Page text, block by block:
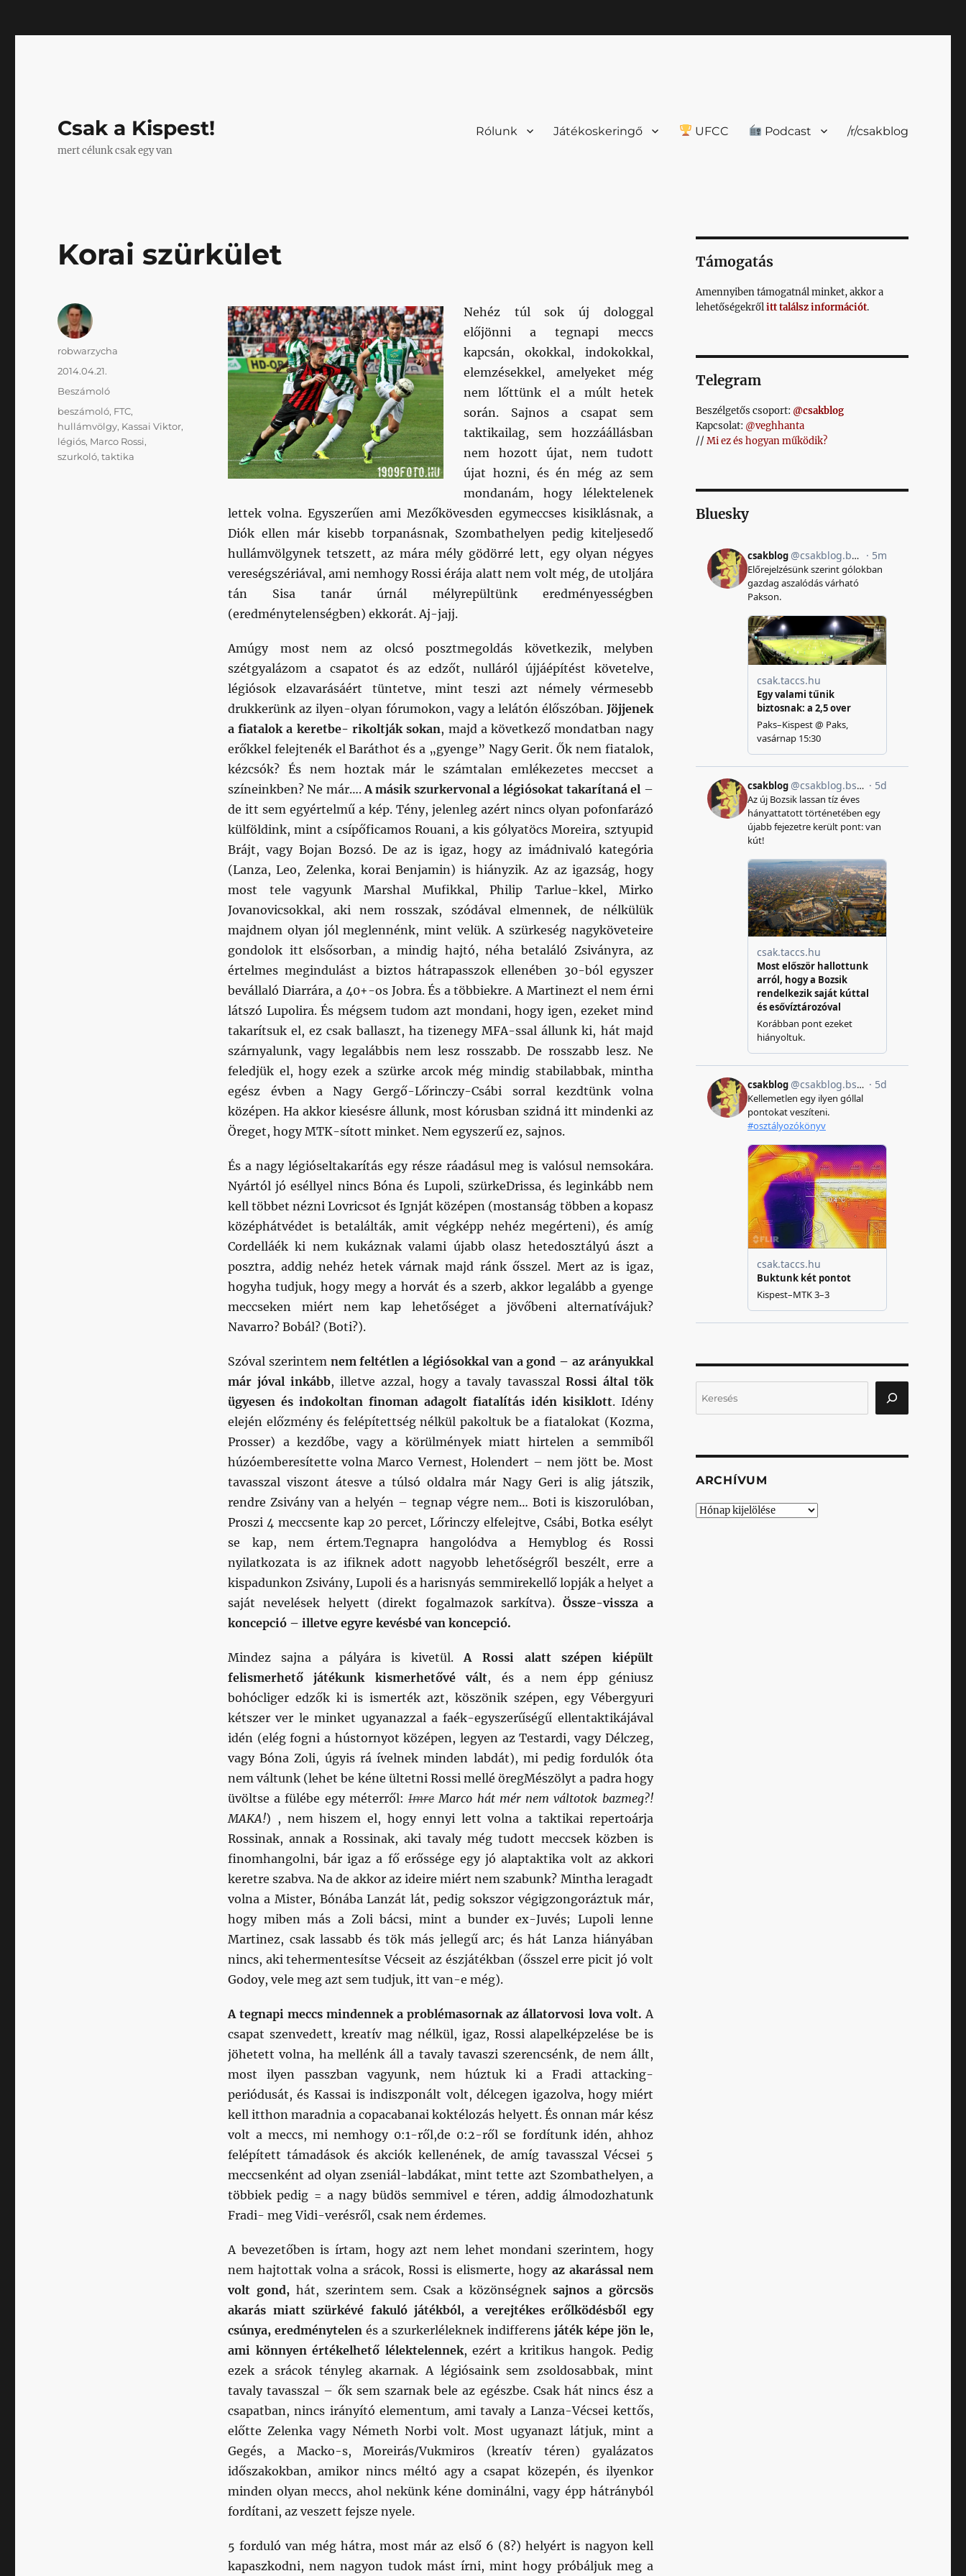
Csak a Kispest!
mert célunk csak egy van
Rólunk Játékoskeringő UFCC Podcast /r/csakblog
Korai szürkület
Nehéz túl sok új dologgal
előjönni a tegnapi meccs
kapcsán, okokkal, indokokkal,
elemzésekkel, amelyeket még
nem lőttünk el a múlt hetek
során. Sajnos a csapat sem
taktikailag, sem hozzáállásban
nem hozott újat, nem tudott
újat hozni, és én még az sem
mondanám, hogy lélektelenek
lettek volna. Egyszerűen ami Mezőkövesden egymeccses kisiklásnak, a
Diók ellen már kisebb torpanásnak, Szombathelyen pedig kiteljesedő
hullámvölgynek tetszett, az mára mély gödörré lett, egy olyan négyes
vereségszériával, ami nemhogy Rossi érája alatt nem volt még, de utoljára
tán Sisa tanár úrnál mélyrepültünk eredményességben
(eredménytelenségben) ekkorát. Aj-jajj.
Amúgy most nem az olcsó posztmegoldás következik, melyben
szétgyalázom a csapatot és az edzőt, nulláról újjáépítést követelve,
légiósok elzavarásáért tüntetve, mint teszi azt némely vérmesebb
drukkerünk az ilyen-olyan fórumokon, vagy a lelátón élőszóban. Jöjjenek
a fiatalok a keretbe- rikoltják sokan, majd a következő mondatban nagy
erőkkel felejtenék el Baráthot és a „gyenge” Nagy Gerit. Ők nem fiatalok,
kézcsók? És nem hoztak már le számtalan emlékezetes meccset a
színeinkben? Ne már….A másik szurkervonal a légiósokat takarítaná el –
de itt sem egyértelmű a kép. Tény, jelenleg azért nincs olyan pofonfarázó
külföldink, mint a csípőficamos Rouani, a kis gólyatöcs Moreira, sztyupid
Brájt, vagy Bojan Bozsó. De az is igaz, hogy az imádnivaló kategória
(Lanza, Leo, Zelenka, korai Benjamin) is hiányzik. Az az igazság, hogy
most tele vagyunk Marshal Mufikkal, Philip Tarlue-kkel, Mirko
Jovanovicsokkal, aki nem rosszak, szódával elmennek, de nélkülük
majdnem olyan jól meglennénk, mint velük. A szürkeség nagyköveteire
gondolok itt elsősorban, a mindig hajtó, néha betaláló Zsiványra, az
értelmes megindulást a biztos hátrapasszok ellenében 30-ból egyszer
bevállaló Diarrára, a 40+-os Jobra. És a többiekre. A Martinezt el nem érni
látszó Lupolira. És mégsem tudom azt mondani, hogy igen, ezeket mind
takarítsuk el, ez csak ballaszt, ha tizenegy MFA-ssal állunk ki, hát majd
szárnyalunk, vagy legalábbis nem lesz rosszabb. De rosszabb lesz. Ne
feledjük el, hogy ezek a szürke arcok még mindig stabilabbak, mintha
egész évben a Nagy Gergő-Lőrinczy-Csábi sorral kezdtünk volna
középen. Ha akkor kiesésre állunk, most kórusban szidná itt mindenki az
Öreget, hogy MTK-sított minket. Nem egyszerű ez, sajnos.
És a nagy légióseltakarítás egy része ráadásul meg is valósul nemsokára.
Nyártól jó eséllyel nincs Bóna és Lupoli, szürkeDrissa, és leginkább nem
kell többet nézni Lovricsot és Ignját középen (mostanság többen a kopasz
középhátvédet is betalálták, amit végképp nehéz megérteni), és amíg
Cordelláék ki nem kukáznak valami újabb olasz hetedosztályú ászt a
posztra, addig nehéz hetek várnak majd ránk ősszel. Mert az is igaz,
hogyha tudjuk, hogy megy a horvát és a szerb, akkor legalább a gyenge
meccseken miért nem kap lehetőséget a jövőbeni alternatívájuk?
Navarro? Bobál? (Boti?).
Szóval szerintem nem feltétlen a légiósokkal van a gond – az arányukkal
már jóval inkább, illetve azzal, hogy a tavaly tavasszal Rossi által tök
ügyesen és indokoltan finoman adagolt fiatalítás idén kisiklott. Idény
elején előzmény és felépítettség nélkül pakoltuk be a fiatalokat (Kozma,
Prosser) a kezdőbe, vagy a körülmények miatt hirtelen a semmiből
húzóemberesítette volna Marco Vernest, Holendert – nem jött be. Most
tavasszal viszont átesve a túlsó oldalra már Nagy Geri is alig játszik,
rendre Zsivány van a helyén – tegnap végre nem… Boti is kiszorulóban,
Proszi 4 meccsente kap 20 percet, Lőrinczy elfelejtve, Csábi, Botka esélyt
se kap, nem értem.Tegnapra hangolódva a Hemyblog és Rossi
nyilatkozata is az ifiknek adott nagyobb lehetőségről beszélt, erre a
kispadunkon Zsivány, Lupoli és a harisnyás semmirekellő lopják a helyet a
saját nevelések helyett (direkt fogalmazok sarkítva).Össze-vissza a
koncepció – illetve egyre kevésbé van koncepció.
Mindez sajna a pályára is kivetül.A Rossi alatt szépen kiépült
felismerhető játékunk kismerhetővé vált, és a nem épp géniusz
bohócliger edzők ki is ismerték azt, köszönik szépen, egy Vébergyuri
kétszer ver le minket ugyanazzal a faék-egyszerűségű ellentaktikájával
idén (elég fogni a hústornyot középen, legyen az Testardi, vagy Délczeg,
vagy Bóna Zoli, úgyis rá ívelnek minden labdát), mi pedig fordulók óta
nem váltunk (lehet be kéne ültetni Rossi mellé öregMészölyt a padra hogy
üvöltse a fülébe egy méterről: ImreMarco hát mér nem váltotok bazmeg?!
MAKA!) , nem hiszem el, hogy ennyi lett volna a taktikai repertoárja
Rossinak, annak a Rossinak, aki tavaly még tudott meccsek közben is
finomhangolni, bár igaz a fő erőssége egy jó alaptaktika volt az akkori
keretre szabva. Na de akkor az ideire miért nem szabunk? Mintha leragadt
volna a Mister, Bónába Lanzát lát, pedig sokszor végigzongoráztuk már,
hogy miben más a Zoli bácsi, mint a bunder ex-Juvés; Lupoli lenne
Martinez, csak lassabb és tök más jellegű arc; és hát Lanza hiányában
nincs, aki tehermentesítse Vécseit az észjátékban (ősszel erre picit jó volt
Godoy, vele meg azt sem tudjuk, itt van-e még).
A tegnapi meccs mindennek a problémasornak az állatorvosi lova volt. A
csapat szenvedett, kreatív mag nélkül, igaz, Rossi alapelképzelése be is
jöhetett volna, ha mellénk áll a tavaly tavaszi szerencsénk, de nem állt,
most ilyen passzban vagyunk, nem húztuk ki a Fradi attacking-
periódusát, és Kassai is indiszponált volt, délcegen igazolva, hogy miért
kell itthon maradnia a copacabanai koktélozás helyett. És onnan már kész
volt a meccs, mi nemhogy 0:1-ről,de 0:2-ről se fordítunk idén, ahhoz
felépített támadások és akciók kellenének, de amíg tavasszal Vécsei 5
meccsenként ad olyan zseniál-labdákat, mint tette azt Szombathelyen, a
többiek pedig = a nagy büdös semmivel e téren, addig álmodozhatunk
Fradi- meg Vidi-verésről, csak nem érdemes.
A bevezetőben is írtam, hogy azt nem lehet mondani szerintem, hogy
nem hajtottak volna a srácok, Rossi is elismerte, hogy az akarással nem
volt gond,hát, szerintem sem. Csak a közönségnek sajnos a görcsös
akarás miatt szürkévé fakuló játékból, a verejtékes erőlködésből egy
csúnya, eredménytelenés a szurkerléleknek indifferens játék képe jön le,
ami könnyen értékelhető lélektelennek, ezért a kritikus hangok. Pedig
ezek a srácok tényleg akarnak. A légiósaink sem zsoldosabbak, mint
tavaly tavasszal – ők sem szarnak bele az egészbe. Csak hát nincs ész a
csapatban, nincs irányító elementum, ami tavaly a Lanza-Vécsei kettős,
előtte Zelenka vagy Németh Norbi volt. Most ugyanazt látjuk, mint a
Gegés, a Macko-s, Moreirás/Vukmiros (kreatív téren) gyalázatos
időszakokban, amikor nincs méltó agy a csapat közepén, és ilyenkor
minden olyan meccs, ahol nekünk kéne dominálni, vagy épp hátrányból
fordítani, az veszett fejsze nyele.
5 forduló van még hátra, most már az első 6 (8?) helyért is nagyon kell
kapaszkodni, nem nagyon tudok mást írni, mint hogy próbáljuk meg a
Szerző
robwarzycha
Közzétéve
2014.04.21.
Kategória
Beszámoló
Címke
beszámoló, FTC,
hullámvölgy, Kassai Viktor,
légiós, Marco Rossi,
szurkoló,taktika
Támogatás
Amennyiben támogatnál minket, akkor a
lehetőségekrőlitt találsz információt.
Telegram
Beszélgetős csoport: @csakblog
Kapcsolat: @veghhanta
// Mi ez és hogyan működik?
Bluesky
ARCHÍVUM
Archívum